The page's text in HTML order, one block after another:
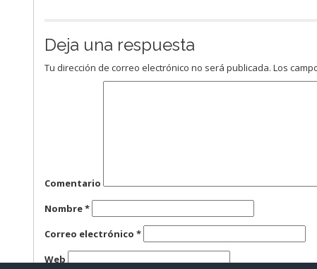
Deja una respuesta
Tu dirección de correo electrónico no será publicada. Los
Comentario
Nombre*
Correo electrónico*
Web